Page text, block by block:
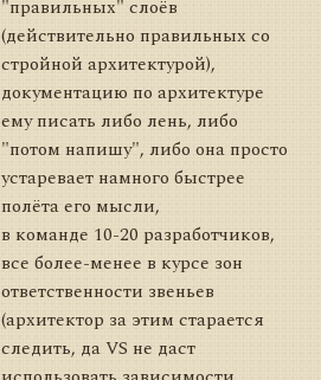
"правильных" слоёв
(действительно правильных со
стройной архитектурой),
документацию по архитектуре
ему писать либо лень, либо
"потом напишу", либо она просто
устаревает намного быстрее
полёта его мысли,
в команде 10-20 разработчиков,
все более-менее в курсе зон
ответственности звеньев
(архитектор за этим старается
следить, да VS не даст